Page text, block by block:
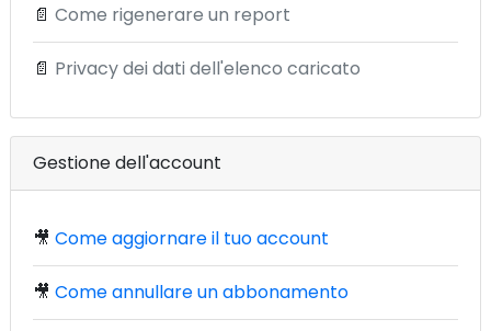
📄 Come rigenerare un report
📄 Privacy dei dati dell'elenco caricato
Gestione dell'account
🎥 Come aggiornare il tuo account
🎥 Come annullare un abbonamento